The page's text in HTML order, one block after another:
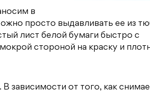
в
просто выдавливать ее из
лист белой бумаги быстро с
стороной на краску и
зависимости от того, как